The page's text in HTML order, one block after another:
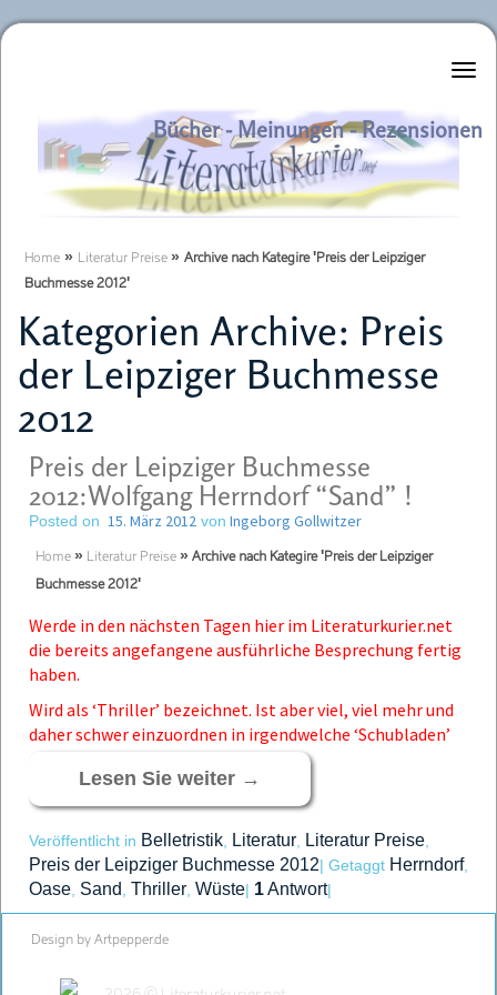
Literaturkurier.net
Bücher - Meinungen - Rezensionen
Home » Literatur Preise » Archive nach Kategire 'Preis der Leipziger
Buchmesse 2012'
Kategorien Archive: Preis
der Leipziger Buchmesse
2012
Preis der Leipziger Buchmesse
2012:Wolfgang Herrndorf “Sand” !
Posted on 15. März 2012 von Ingeborg Gollwitzer
Home » Literatur Preise » Archive nach Kategire 'Preis der Leipziger
Buchmesse 2012'
Werde in den nächsten Tagen hier im Literaturkurier.net
die bereits angefangene ausführliche Besprechung fertig
haben.
Wird als ‘Thriller’ bezeichnet. Ist aber viel, viel mehr und
daher schwer einzuordnen in irgendwelche ‘Schubladen’
Lesen Sie weiter →
Veröffentlicht in Belletristik Literatur Literatur Preise
Preis der Leipziger Buchmesse 2012| Getaggt Herrndorf,
Oase Sand Thriller Wüste| 1Antwort|
Design by Artpepper.de